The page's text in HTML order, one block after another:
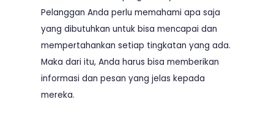
Pelanggan Anda perlu memahami apa saja
yang dibutuhkan untuk bisa mencapai dan
mempertahankan setiap tingkatan yang ada.
Maka dari itu, Anda harus bisa memberikan
informasi dan pesan yang jelas kepada
mereka.